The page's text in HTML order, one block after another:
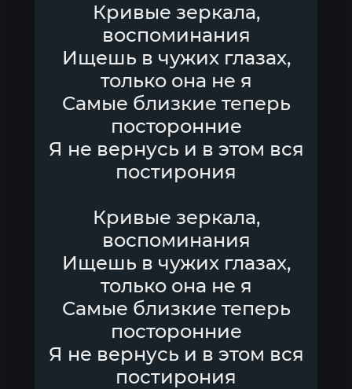
Кривые зеркала,
воспоминания
Ищешь в чужих глазах,
только она не я
Самые близкие теперь
посторонние
Я не вернусь и в этом вся
постирония
Кривые зеркала,
воспоминания
Ищешь в чужих глазах,
только она не я
Самые близкие теперь
посторонние
Я не вернусь и в этом вся
постирония